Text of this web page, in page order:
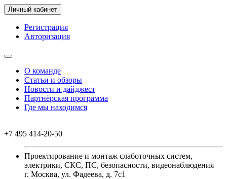
Личный кабинет
Регистрация
Авторизация
О команде
Статьи и обзоры
Новости и дайджест
Партнёрская программа
Где мы находимся
+7 495 414-20-50
Проектирование и монтаж слаботочных систем,
электрики, СКС, ПС, безопасности, видеонаблюдения
г. Москва, ул. Фадеева, д. 7с1